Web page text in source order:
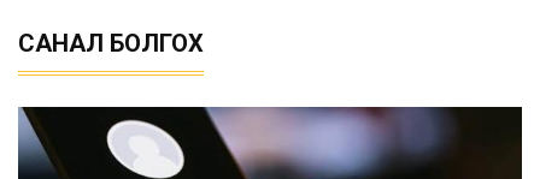
САНАЛ БОЛГОХ